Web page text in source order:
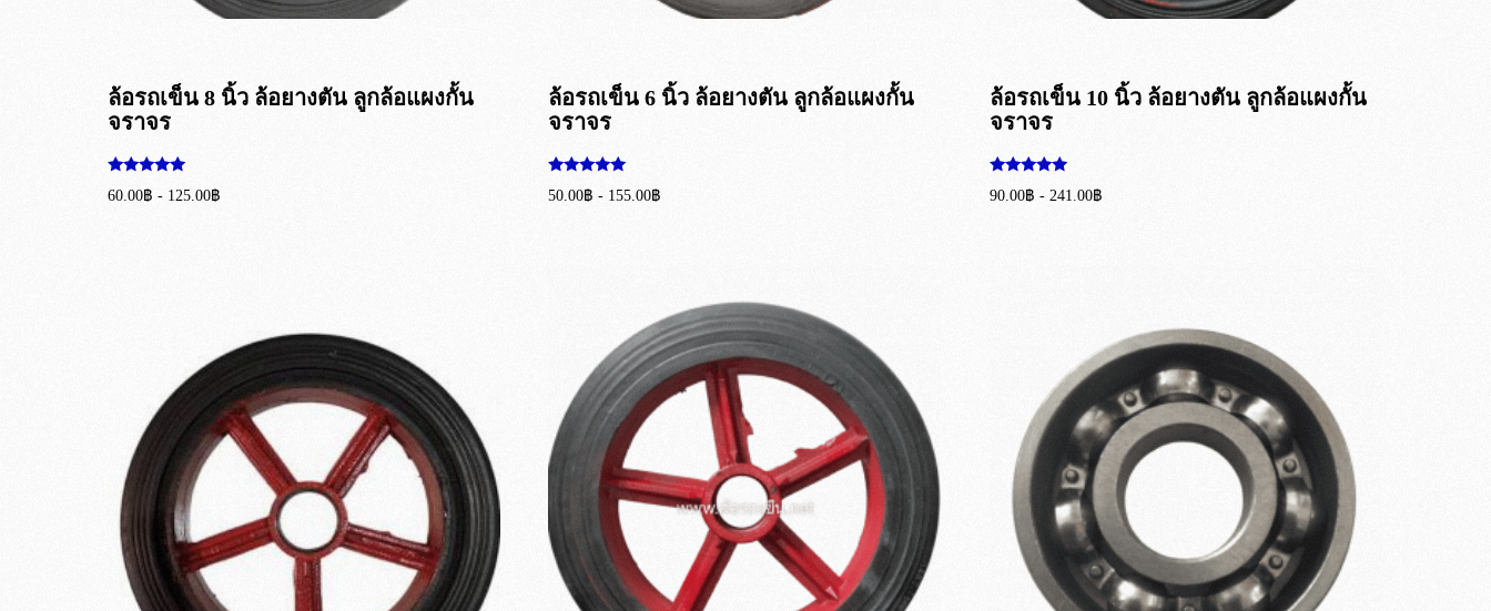
ล้อรถเข็น 8 นิ้ว ล้อยางตัน ลูกล้อแผงกั้น
จราจร
ให้คะแนน
5.00
60.00฿ - 125.00฿
ล้อรถเข็น 6 นิ้ว ล้อยางตัน ลูกล้อแผงกั้น
จราจร
ให้คะแนน
5.00
50.00฿ - 155.00฿
ล้อรถเข็น 10 นิ้ว ล้อยางตัน ลูกล้อแผงกั้น
จราจร
ให้คะแนน
5.00
90.00฿ - 241.00฿